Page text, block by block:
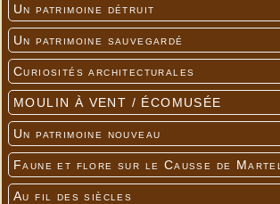
Un patrimoine détruit
Un patrimoine sauvegardé
Curiosités architecturales
MOULIN À VENT / ÉCOMUSÉE
Un patrimoine nouveau
Faune et flore sur le Causse de Martel
Au fil des siècles